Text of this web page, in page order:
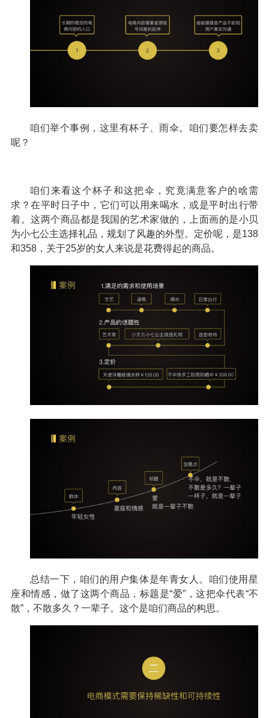
咱们举个事例，这里有杯子、雨伞。咱们要怎样去卖
呢？
咱们来看这个杯子和这把伞，究竟满意客户的啥需
求？在平时日子中，它们可以用来喝水，或是平时出行带
着。这两个商品都是我国的艺术家做的，上面画的是小贝
为小七公主选择礼品，规划了风趣的外型。定价呢，是138
和358，关于25岁的女人来说是花费得起的商品。
总结一下，咱们的用户集体是年青女人。咱们使用星
座和情感，做了这两个商品，标题是“爱”，这把伞代表“不
散”，不散多久？一辈子。这个是咱们商品的构思。